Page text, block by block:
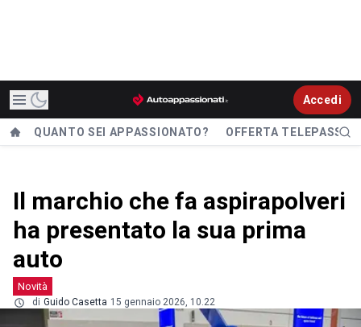
Accedi
QUANTO SEI APPASSIONATO? OFFERTA TELEPASS
Il marchio che fa aspirapolveri
ha presentato la sua prima
auto
Novità
di Guido Casetta 15 gennaio 2026, 10.22